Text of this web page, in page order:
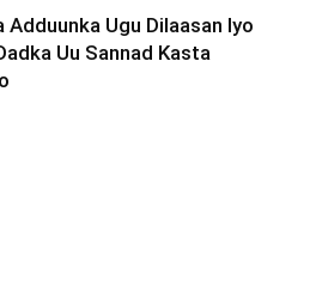
Adduunka Ugu Dilaasan Iyo
Uu Sannad Kasta